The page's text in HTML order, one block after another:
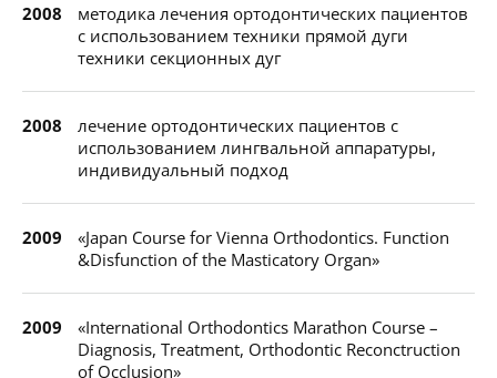
2008
методика лечения ортодонтических пациентов
с использованием техники прямой дуги
техники секционных дуг
2008
лечение ортодонтических пациентов с
использованием лингвальной аппаратуры,
индивидуальный подход
2009
«Japan Course for Vienna Orthodontics. Function
&Disfunction of the Masticatory Organ»
2009
«International Orthodontics Marathon Course –
Diagnosis, Treatment, Orthodontic Reconctruction
of Occlusion»